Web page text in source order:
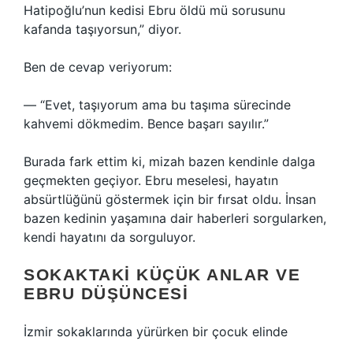
Hatipoğlu’nun kedisi Ebru öldü mü sorusunu
kafanda taşıyorsun,” diyor.
Ben de cevap veriyorum:
— “Evet, taşıyorum ama bu taşıma sürecinde
kahvemi dökmedim. Bence başarı sayılır.”
Burada fark ettim ki, mizah bazen kendinle dalga
geçmekten geçiyor. Ebru meselesi, hayatın
absürtlüğünü göstermek için bir fırsat oldu. İnsan
bazen kedinin yaşamına dair haberleri sorgularken,
kendi hayatını da sorguluyor.
SOKAKTAKI KÜÇÜK ANLAR VE
EBRU DÜŞÜNCESI
İzmir sokaklarında yürürken bir çocuk elinde